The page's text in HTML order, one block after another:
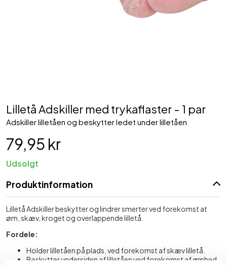
Lilletå Adskiller med trykaflaster - 1 par
Adskiller lilletåen og beskytter ledet under lilletåen
79,95 kr
Udsolgt
Produktinformation
Lilletå Adskiller beskytter og lindrer smerter ved forekomst at
øm, skæv, kroget og overlappende lilletå.
Fordele:
Holder lilletåen på plads, ved forekomst af skæv lilletå.
Beskytter undersiden af lilletåen ved forekomst af ømhed